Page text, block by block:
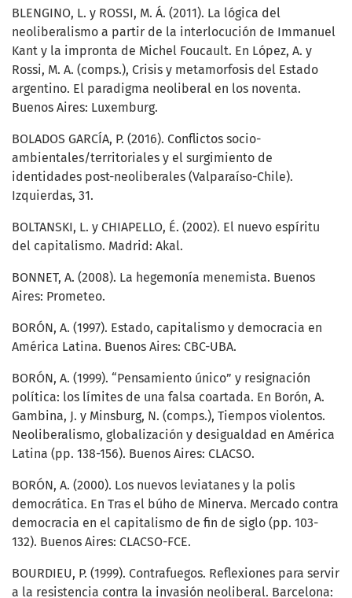
BLENGINO, L. y ROSSI, M. Á. (2011). La lógica del
neoliberalismo a partir de la interlocución de Immanuel
Kant y la impronta de Michel Foucault. En López, A. y
Rossi, M. A. (comps.), Crisis y metamorfosis del Estado
argentino. El paradigma neoliberal en los noventa.
Buenos Aires: Luxemburg.
BOLADOS GARCÍA, P. (2016). Conflictos socio-
ambientales/territoriales y el surgimiento de
identidades post-neoliberales (Valparaíso-Chile).
Izquierdas, 31.
BOLTANSKI, L. y CHIAPELLO, É. (2002). El nuevo espíritu
del capitalismo. Madrid: Akal.
BONNET, A. (2008). La hegemonía menemista. Buenos
Aires: Prometeo.
BORÓN, A. (1997). Estado, capitalismo y democracia en
América Latina. Buenos Aires: CBC-UBA.
BORÓN, A. (1999). “Pensamiento único” y resignación
política: los límites de una falsa coartada. En Borón, A.
Gambina, J. y Minsburg, N. (comps.), Tiempos violentos.
Neoliberalismo, globalización y desigualdad en América
Latina (pp. 138-156). Buenos Aires: CLACSO.
BORÓN, A. (2000). Los nuevos leviatanes y la polis
democrática. En Tras el búho de Minerva. Mercado contra
democracia en el capitalismo de fin de siglo (pp. 103-
132). Buenos Aires: CLACSO-FCE.
BOURDIEU, P. (1999). Contrafuegos. Reflexiones para servir
a la resistencia contra la invasión neoliberal. Barcelona: